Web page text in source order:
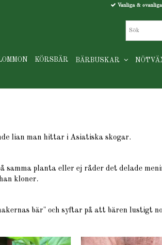
lian man hittar i Asiatiska skogar.
samma planta eller ej råder det delade
kloner.
bär" och syftar på att bären lustigt
Vanliga &
KÖRSBÄR BÄRBUSKAR